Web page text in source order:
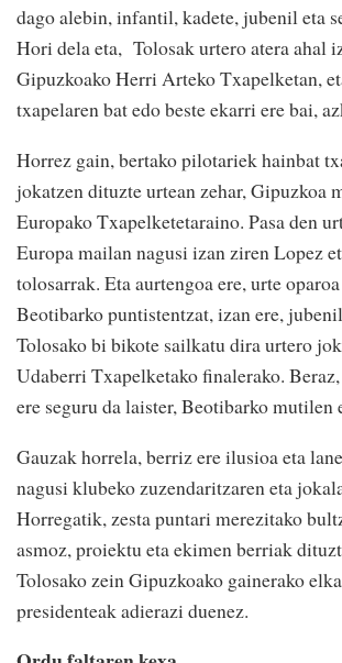
dago alebin, infantil, kadete, jubenil eta
Hori dela eta, Tolosak urtero atera ahal
Gipuzkoako Herri Arteko Txapelketan,
txapelaren bat edo beste ekarri ere bai,
Horrez gain, bertako pilotariek hainbat
jokatzen dituzte urtean zehar, Gipuzkoa
Europako Txapelketetaraino. Pasa den
Europa mailan nagusi izan ziren Lopez
tolosarrak. Eta aurtengoa ere, urte
Beotibarko puntistentzat, izan ere,
Tolosako bi bikote sailkatu dira urtero
Udaberri Txapelketako finalerako.
ere seguru da laister, Beotibarko mutilen
Gauzak horrela, berriz ere ilusioa eta
nagusi klubeko zuzendaritzaren eta
Horregatik, zesta puntari merezitako
asmoz, proiektu eta ekimen berriak
Tolosako zein Gipuzkoako gainerako
presidenteak adierazi duenez.